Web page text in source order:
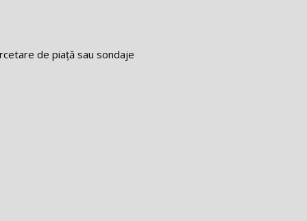
de piață sau sondaje